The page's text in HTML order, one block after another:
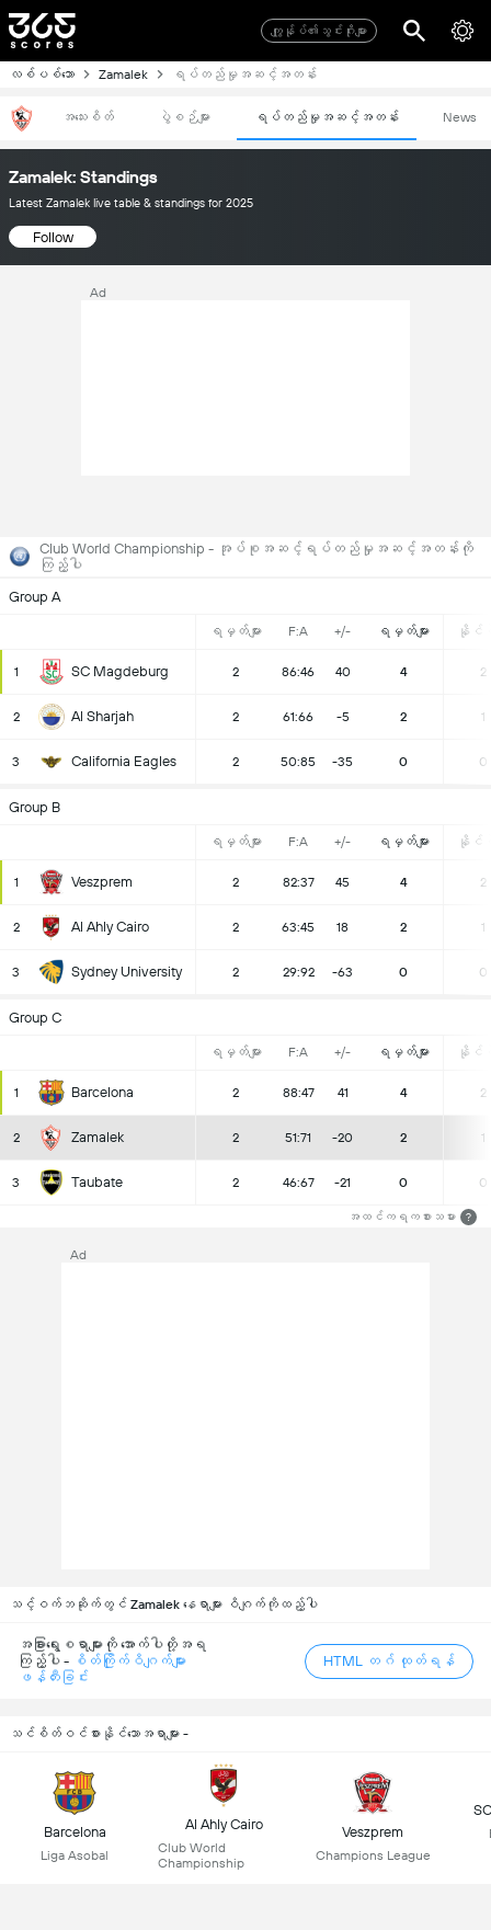
ကျွုန်ုပ်၏သွင်းဂိုးများ
လစ်ပစ်ဘော Zamalek ရပ်တည်မှုအဆင့်အတန်း
အသေးစိတ် ပွဲစဉ်များ ရပ်တည်မှုအဆင့်အတန်း News
Zamalek: Standings
Latest Zamalek live table & standings for 2025
Follow
Ad
Club World Championship - အုပ်စုအဆင့်ရပ်တည်မှုအဆင့်အတန်းကို
ကြည့်ပါ
Group A
ရမှတ်များ F:A +/- ရမှတ်များ နိုင်ပွဲ
1 SC Magdeburg 2 86:46 40 4 2
2 Al Sharjah 2 61:66 -5 2 1
3 California Eagles 2 50:85 -35 0 0
Group B
ရမှတ်များ F:A +/- ရမှတ်များ နိုင်ပွဲ
1 Veszprem 2 82:37 45 4 2
2 Al Ahly Cairo 2 63:45 18 2 1
3 Sydney University 2 29:92 -63 0 0
Group C
ရမှတ်များ F:A +/- ရမှတ်များ နိုင်ပွဲ
1 Barcelona 2 88:47 41 4 2
2 Zamalek 2 51:71 -20 2 1
3 Taubate 2 46:67 -21 0 0
အထင်ကရကစားသမား ?
Ad
သင့်ဝက်ဘဆိုက်တွင် Zamalek နေရာများ ဝိဂျက်ကိုထည့်ပါ
အခြားရွေးစရာများကို အောက်ပါတို့အရ
ကြည့်ပါ - စိတ်ကြိုက်ဝိဂျက်များ
ဖန်တီးခြင်း
HTML တဂ် ထုတ်ရန်
သင်စိတ်ဝင်စားနိုင်သောအရာများ -
Barcelona
Liga Asobal
Al Ahly Cairo
Club World
Championship
Veszprem
Champions League